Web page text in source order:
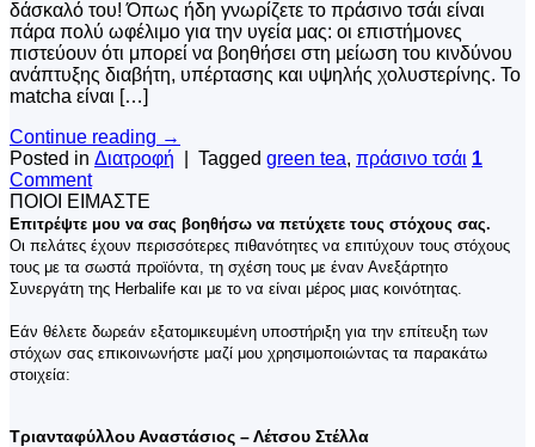
δάσκαλό του! Όπως ήδη γνωρίζετε το πράσινο τσάι είναι
πάρα πολύ ωφέλιμο για την υγεία μας: οι επιστήμονες
πιστεύουν ότι μπορεί να βοηθήσει στη μείωση του κινδύνου
ανάπτυξης διαβήτη, υπέρτασης και υψηλής χολυστερίνης. Το
matcha είναι […]
Continue reading →
Posted in Διατροφή Tagged green tea, πράσινο τσάι 1
Comment
ΠΟΙΟΙ ΕΙΜΑΣΤΕ
Επιτρέψτε μου να σας βοηθήσω να πετύχετε τους στόχους σας.
Οι πελάτες έχουν περισσότερες πιθανότητες να επιτύχουν τους στόχους
τους με τα σωστά προϊόντα, τη σχέση τους με έναν Ανεξάρτητο
Συνεργάτη της Herbalife και με το να είναι μέρος μιας κοινότητας.
Εάν θέλετε δωρεάν εξατομικευμένη υποστήριξη για την επίτευξη των
στόχων σας επικοινωνήστε μαζί μου χρησιμοποιώντας τα παρακάτω
στοιχεία:
Τριανταφύλλου Αναστάσιος – Λέτσου Στέλλα